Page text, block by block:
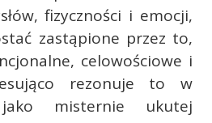
fizyczności i emocji,
zastąpione przez to,
celowościowe i
rezonuje to w
misternie ukutej